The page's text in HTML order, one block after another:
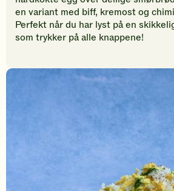
vurdere
denne
oppskriften.
en variant med biff, kremost og
Perfekt når du har lyst på en
som trykker på alle knappene!